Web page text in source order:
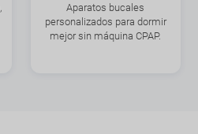
Aparatos bucales
personalizados para dormir
mejor sin máquina CPAP.